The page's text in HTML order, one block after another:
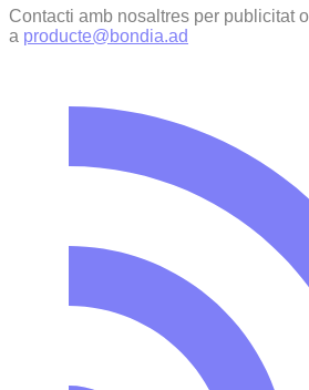
Contacti amb nosaltres per publicitat
a producte@bondia.ad